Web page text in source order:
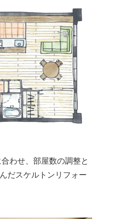
わせ、部屋数の調整と
だスケルトンリフォー